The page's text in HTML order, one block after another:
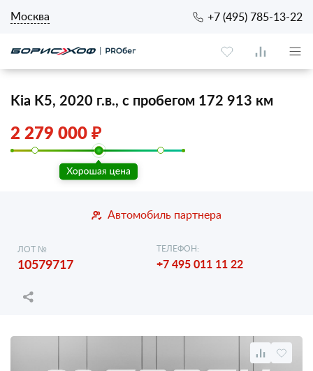
Москва +7 (495) 785-13-22
Kia K5, 2020 г.в., с пробегом 172 913 км
2 279 000 ₽
Автомобиль партнера
ЛОТ №
10579717
ТЕЛЕФОН:
+7 495 011 11 22